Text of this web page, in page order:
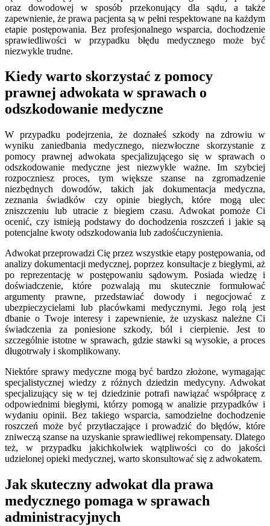
oraz dowodowej w sposób przekonujący dla sądu, a także
zapewnienie, że prawa pacjenta są w pełni respektowane na każdym
etapie postępowania. Bez profesjonalnego wsparcia, dochodzenie
sprawiedliwości w przypadku błędu medycznego może być
niezwykle trudne.
Kiedy warto skorzystać z pomocy
prawnej adwokata w sprawach o
odszkodowanie medyczne
W przypadku podejrzenia, że doznałeś szkody na zdrowiu w
wyniku zaniedbania medycznego, niezwłoczne skorzystanie z
pomocy prawnej adwokata specjalizującego się w sprawach o
odszkodowanie medyczne jest niezwykle ważne. Im szybciej
rozpoczniesz proces, tym większe szanse na zgromadzenie
niezbędnych dowodów, takich jak dokumentacja medyczna,
zeznania świadków czy opinie biegłych, które mogą ulec
zniszczeniu lub utracie z biegiem czasu. Adwokat pomoże Ci
ocenić, czy istnieją podstawy do dochodzenia roszczeń i jakie są
potencjalne kwoty odszkodowania lub zadośćuczynienia.
Adwokat przeprowadzi Cię przez wszystkie etapy postępowania, od
analizy dokumentacji medycznej, poprzez konsultacje z biegłymi, aż
po reprezentację w postępowaniu sądowym. Posiada wiedzę i
doświadczenie, które pozwalają mu skutecznie formułować
argumenty prawne, przedstawiać dowody i negocjować z
ubezpieczycielami lub placówkami medycznymi. Jego rolą jest
dbanie o Twoje interesy i zapewnienie, że uzyskasz należne Ci
świadczenia za poniesione szkody, ból i cierpienie. Jest to
szczególnie istotne w sprawach, gdzie stawki są wysokie, a proces
długotrwały i skomplikowany.
Niektóre sprawy medyczne mogą być bardzo złożone, wymagając
specjalistycznej wiedzy z różnych dziedzin medycyny. Adwokat
specjalizujący się w tej dziedzinie potrafi nawiązać współpracę z
odpowiednimi biegłymi, którzy pomogą w analizie przypadków i
wydaniu opinii. Bez takiego wsparcia, samodzielne dochodzenie
roszczeń może być przytłaczające i prowadzić do błędów, które
zniweczą szanse na uzyskanie sprawiedliwej rekompensaty. Dlatego
też, w przypadku jakichkolwiek wątpliwości co do jakości
udzielonej opieki medycznej, warto skonsultować się z adwokatem.
Jak skuteczny adwokat dla prawa
medycznego pomaga w sprawach
administracyjnych